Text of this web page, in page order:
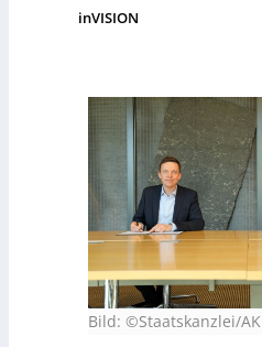
inVISION
Bild: ©Staatskanzlei/AK